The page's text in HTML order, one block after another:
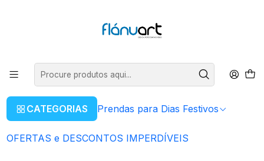
CATEGORIAS Prendas para Dias Festivos
OFERTAS e DESCONTOS IMPERDÍVEIS
Início Envio EXTERNO
|
Envio EXTERNO